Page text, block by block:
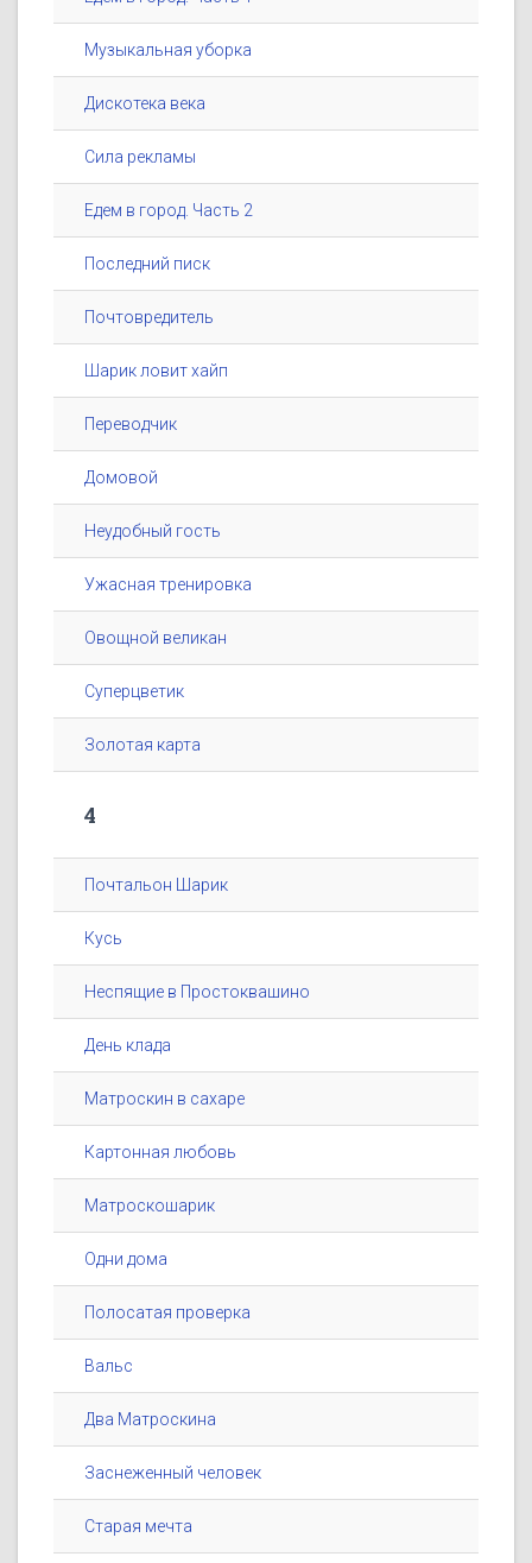
Музыкальная уборка
Дискотека века
Сила рекламы
Едем в город. Часть 2
Последний писк
Почтовредитель
Шарик ловит хайп
Переводчик
Домовой
Неудобный гость
Ужасная тренировка
Овощной великан
Суперцветик
Золотая карта
4
Почтальон Шарик
Кусь
Неспящие в Простоквашино
День клада
Матроскин в сахаре
Картонная любовь
Матроскошарик
Одни дома
Полосатая проверка
Вальс
Два Матроскина
Заснеженный человек
Старая мечта